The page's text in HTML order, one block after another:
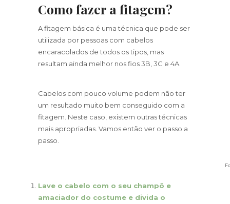
Como fazer a fitagem?
A fitagem básica é uma técnica que pode ser
utilizada por pessoas com cabelos
encaracolados de todos os tipos, mas
resultam ainda melhor nos fios 3B, 3C e 4A.
Cabelos com pouco volume podem não ter
um resultado muito bem conseguido com a
fitagem. Neste caso, existem outras técnicas
mais apropriadas. Vamos então ver o passo a
passo.
Lave o cabelo com o seu champô e
amaciador do costume e divida o